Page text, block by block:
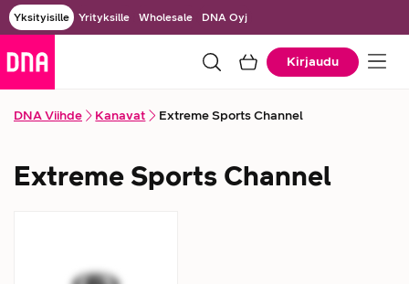
Yksityisille Yrityksille Wholesale DNA Oyj
Kirjaudu
DNA Viihde Kanavat Extreme Sports Channel
Extreme Sports Channel